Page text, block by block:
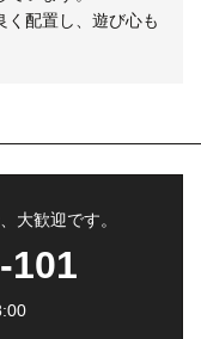
く配置し、遊び心も
大歓迎です。
101